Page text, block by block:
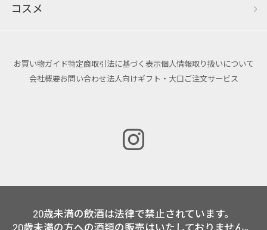
コスメ
お買い物ガイド特定商取引法に基づく表示個人情報取り扱いについて
会社概要お問い合わせ法人向けギフト・大口ご注文サービス
20歳未満の飲酒は法律で禁止されています。